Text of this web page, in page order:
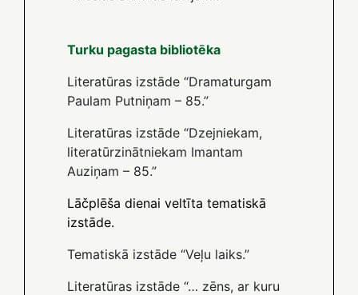
Turku pagasta bibliotēka
Literatūras izstāde “Dramaturgam
Paulam Putniņam – 85.”
Literatūras izstāde “Dzejniekam,
literatūrzinātniekam Imantam
Auziņam – 85.”
Lāčplēša dienai veltīta tematiskā
izstāde.
Tematiskā izstāde “Veļu laiks.”
Literatūras izstāde “… zēns, ar kuru